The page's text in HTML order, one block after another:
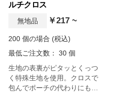
ルチクロス
無地品 ￥217 ~
200 個の場合 (税込)
最低ご注文数： 30 個
生地の表裏がピタッとくっつ
く特殊生地を使用。クロスで
包んでポーチの代わりにも使